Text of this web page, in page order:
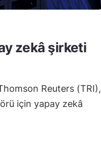
zekâ şirketi
Reuters (TRI),
için yapay zekâ